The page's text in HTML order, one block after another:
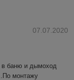
07.07.2020
в баню и дымоход
.По монтажу